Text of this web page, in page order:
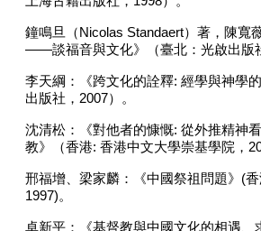
鐘鳴旦（ Nicolas Standaert）著，陳寬
——談福音與文化》（臺北：光啟出版
李天綱：《跨文化的詮釋: 經學與神學
出版社， 2007）。
沈清松：《對他者的慷慨: 從外推精神
教》（香港: 香港中文大學崇基學院，
邢福增、梁家麟：《中國祭祖問題》 (香
1997)。
卓新平：《基督教與中國文化的相遇、